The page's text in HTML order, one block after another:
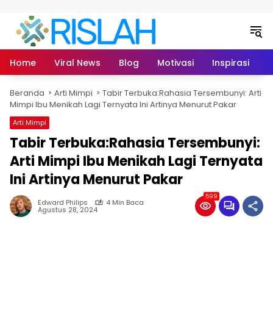
Home Viral News Blog Motivasi Inspirasi
Beranda Arti Mimpi
Tabir Terbuka:Rahasia Tersembunyi: Arti
Mimpi Ibu Menikah Lagi Ternyata Ini Artinya Menurut Pakar
Arti Mimpi
Tabir Terbuka:Rahasia Tersembunyi:
Arti Mimpi Ibu Menikah Lagi Ternyata
Ini Artinya Menurut Pakar
Edward Philips 4 Min Baca
Agustus 28, 2024
599